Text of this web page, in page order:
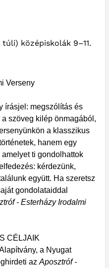
középiskolák 9–11.
Verseny
írásjel: megszólítás és
szöveg kilép önmagából,
a klasszikus
hanem egy
ti gondolhattok
kérdezünk,
együtt. Ha szeretsz
gondolataiddal
- Esterházy Irodalmi
CÉLJAIK
a Nyugat
az Aposztróf -